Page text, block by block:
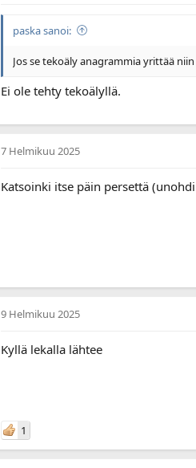
paska sanoi:
Jos se tekoäly anagrammia yrittää
Ei ole tehty tekoälyllä.
7 Helmikuu 2025
Katsoinki itse päin persettä
9 Helmikuu 2025
Kyllä lekalla lähtee
1